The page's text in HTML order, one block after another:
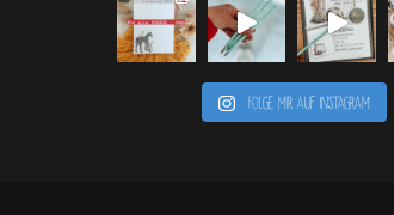
Folge mir auf Instagram